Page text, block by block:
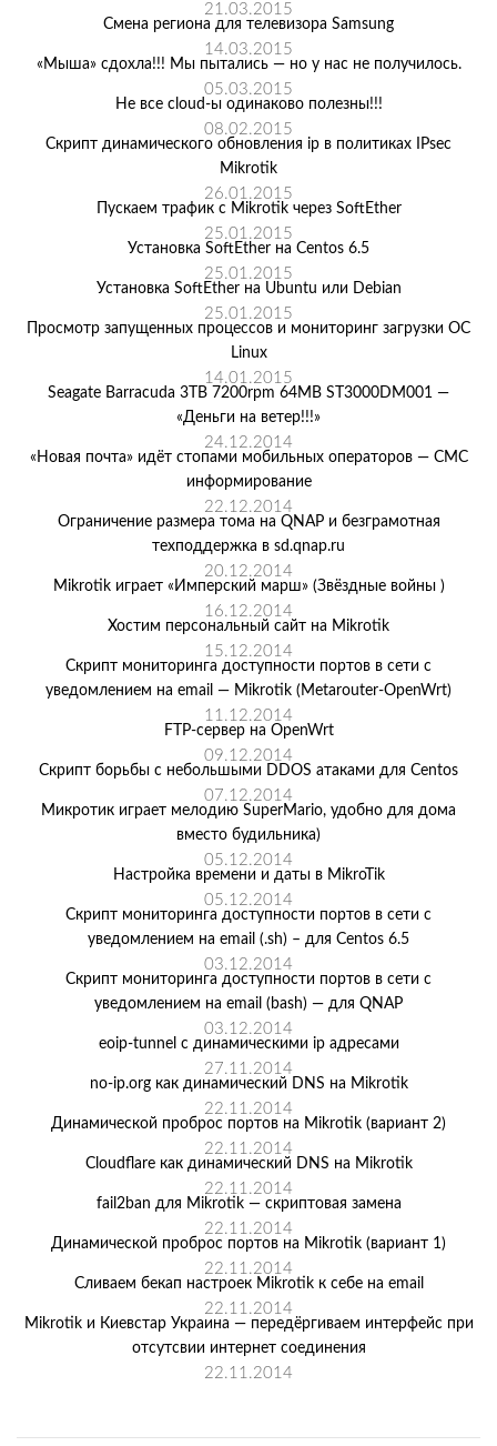
21.03.2015
Смена региона для телевизора Samsung
14.03.2015
«Мыша» сдохла!!! Мы пытались — но у нас не получилось.
05.03.2015
Не все cloud-ы одинаково полезны!!!
08.02.2015
Скрипт динамического обновления ip в политиках IPsec
Mikrotik
26.01.2015
Пускаем трафик с Mikrotik через SoftEther
25.01.2015
Установка SoftEther на Centos 6.5
25.01.2015
Установка SoftEther на Ubuntu или Debian
25.01.2015
Просмотр запущенных процессов и мониторинг загрузки ОС
Linux
14.01.2015
Seagate Barracuda 3TB 7200rpm 64MB ST3000DM001 —
«Деньги на ветер!!!»
24.12.2014
«Новая почта» идёт стопами мобильных операторов — СМС
информирование
22.12.2014
Ограничение размера тома на QNAP и безграмотная
техподдержка в sd.qnap.ru
20.12.2014
Mikrotik играет «Имперский марш» (Звёздные войны )
16.12.2014
Хостим персональный сайт на Mikrotik
15.12.2014
Скрипт мониторинга доступности портов в сети с
уведомлением на email — Mikrotik (Metarouter-OpenWrt)
11.12.2014
FTP-сервер на OpenWrt
09.12.2014
Скрипт борьбы с небольшыми DDOS атаками для Centos
07.12.2014
Микротик играет мелодию SuperMario, удобно для дома
вместо будильника)
05.12.2014
Настройка времени и даты в MikroTik
05.12.2014
Скрипт мониторинга доступности портов в сети с
уведомлением на email (.sh) – для Centos 6.5
03.12.2014
Скрипт мониторинга доступности портов в сети с
уведомлением на email (bash) — для QNAP
03.12.2014
eoip-tunnel с динамическими ip адресами
27.11.2014
no-ip.org как динамический DNS на Mikrotik
22.11.2014
Динамической проброс портов на Mikrotik (вариант 2)
22.11.2014
Cloudflare как динамический DNS на Mikrotik
22.11.2014
fail2ban для Mikrotik — скриптовая замена
22.11.2014
Динамической проброс портов на Mikrotik (вариант 1)
22.11.2014
Сливаем бекап настроек Mikrotik к себе на email
22.11.2014
Mikrotik и Киевстар Украина — передёргиваем интерфейс при
отсутсвии интернет соединения
22.11.2014